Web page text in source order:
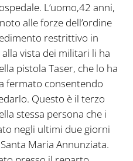
L’uomo,42 anni,
alle forze dell’ordine
restrittivo in
vista dei militari li ha
pistola Taser, che lo ha
fermato consentendo
Questo è il terzo
stessa persona che i
negli ultimi due giorni
Maria Annunziata.